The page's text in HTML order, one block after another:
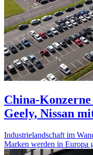
China-
Geely, Nissan
Industrielandschaft im
Marken werden in Europa